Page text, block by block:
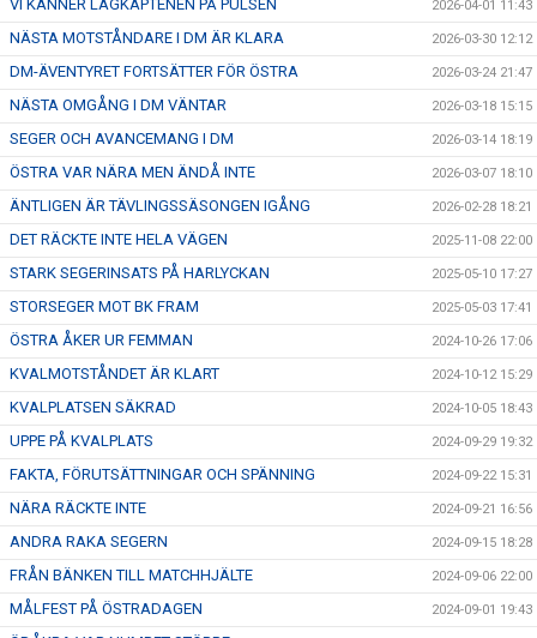
VI KÄNNER LAGKAPTENEN PÅ PULSEN 2026-04-01 11:43
NÄSTA MOTSTÅNDARE I DM ÄR KLARA 2026-03-30 12:12
DM-ÄVENTYRET FORTSÄTTER FÖR ÖSTRA 2026-03-24 21:47
NÄSTA OMGÅNG I DM VÄNTAR 2026-03-18 15:15
SEGER OCH AVANCEMANG I DM 2026-03-14 18:19
ÖSTRA VAR NÄRA MEN ÄNDÅ INTE 2026-03-07 18:10
ÄNTLIGEN ÄR TÄVLINGSSÄSONGEN IGÅNG 2026-02-28 18:21
DET RÄCKTE INTE HELA VÄGEN 2025-11-08 22:00
STARK SEGERINSATS PÅ HARLYCKAN 2025-05-10 17:27
STORSEGER MOT BK FRAM 2025-05-03 17:41
ÖSTRA ÅKER UR FEMMAN 2024-10-26 17:06
KVALMOTSTÅNDET ÄR KLART 2024-10-12 15:29
KVALPLATSEN SÄKRAD 2024-10-05 18:43
UPPE PÅ KVALPLATS 2024-09-29 19:32
FAKTA, FÖRUTSÄTTNINGAR OCH SPÄNNING 2024-09-22 15:31
NÄRA RÄCKTE INTE 2024-09-21 16:56
ANDRA RAKA SEGERN 2024-09-15 18:28
FRÅN BÄNKEN TILL MATCHHJÄLTE 2024-09-06 22:00
MÅLFEST PÅ ÖSTRADAGEN 2024-09-01 19:43